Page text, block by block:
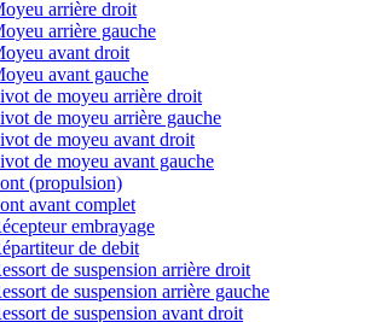
arrière droit
arrière gauche
avant droit
avant gauche
de moyeu arrière droit
de moyeu arrière gauche
de moyeu avant droit
de moyeu avant gauche
(propulsion)
avant complet
embrayage
de debit
de suspension arrière droit
de suspension arrière gauche
de suspension avant droit